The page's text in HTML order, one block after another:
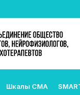
Шкалы СМА